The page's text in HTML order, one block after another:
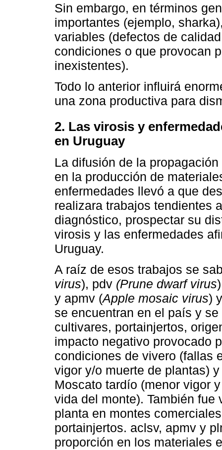
Sin embargo, en términos
importantes (ejemplo,
variables (defectos de
condiciones o que provocan
inexistentes).
Todo lo anterior influirá
una zona productiva para
2. Las virosis y
en Uruguay
La difusión de la
en la producción de
enfermedades llevó a que
realizara trabajos tendientes
diagnóstico, prospectar su
virosis y las enfermedades
Uruguay.
A raíz de esos trabajos se
virus), pdv (Prune dwarf virus
y apmv (Apple mosaic virus)
se encuentran en el país y
cultivares, portainjertos,
impacto negativo provocado
condiciones de vivero (fallas
vigor y/o muerte de plantas)
Moscato tardío (menor vigor
vida del monte). También
planta en montes
portainjertos. aclsv, apmv y
proporción en los materiales